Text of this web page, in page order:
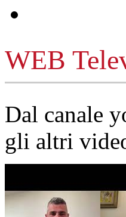
WEB
Dal canale
gli altri